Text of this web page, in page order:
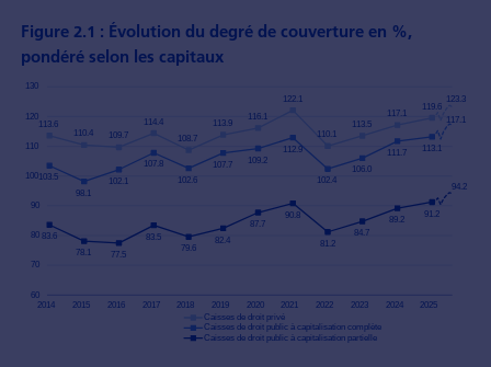
Figure 2.1 : Évolution du degré de couverture en %,
pondéré selon les capitaux